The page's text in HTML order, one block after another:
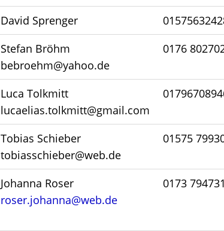
David Sprenger
Stefan Bröhm
bebroehm@yahoo.de
0176
Luca Tolkmitt
lucaelias.tolkmitt@gmail.com
Tobias Schieber
tobiasschieber@web.de
01575
Johanna Roser
roser.johanna@web.de
0173